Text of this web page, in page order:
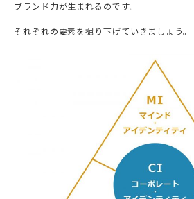
ブランド力が生まれるのです。
それぞれの要素を掘り下げていきましょう。